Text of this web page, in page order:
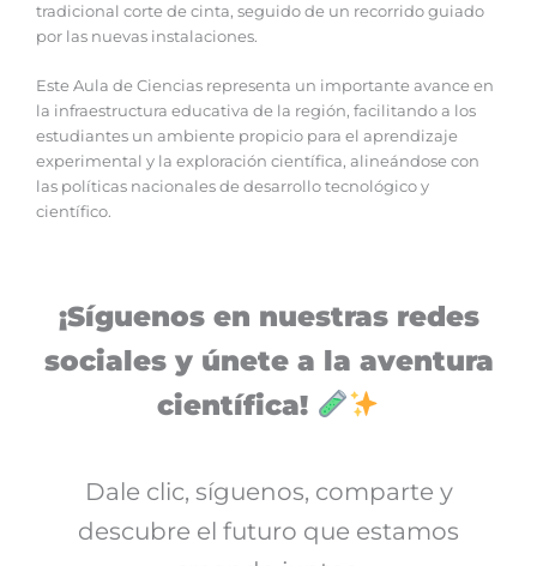
tradicional corte de cinta, seguido de un recorrido guiado
por las nuevas instalaciones.
Este Aula de Ciencias representa un importante avance en
la infraestructura educativa de la región, facilitando a los
estudiantes un ambiente propicio para el aprendizaje
experimental y la exploración científica, alineándose con
las políticas nacionales de desarrollo tecnológico y
científico.
¡Síguenos en nuestras redes
sociales y únete a la aventura
científica!
Dale clic, síguenos, comparte y
descubre el futuro que estamos